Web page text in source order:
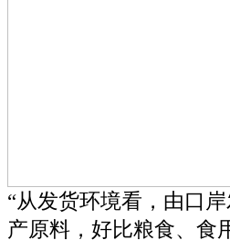
“从发货环境看，由口
产原料，好比粮食、食